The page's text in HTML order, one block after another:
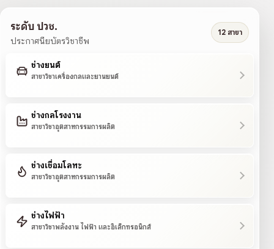
ระดับ ปวช.
ประกาศนียบัตรวิชาชีพ
12 สาขา
ช่างยนต์
สาขาวิชาเครื่องกลและยานยนต์
ช่างกลโรงงาน
สาขาวิชาอุตสาหกรรมการผลิต
ช่างเชื่อมโลหะ
สาขาวิชาอุตสาหกรรมการผลิต
ช่างไฟฟ้า
สาขาวิชาพลังงาน ไฟฟ้า และอิเล็กทรอนิกส์